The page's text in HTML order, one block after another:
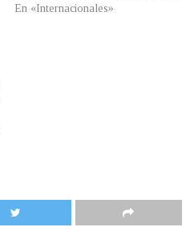
En «Internacionales»